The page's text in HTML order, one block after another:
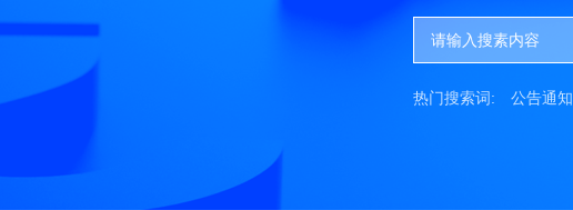
热门搜索词: 公告通知